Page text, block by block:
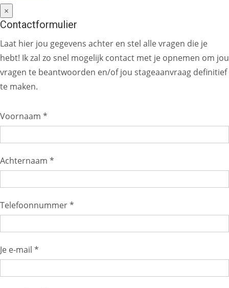
×
Contactformulier
Laat hier jou gegevens achter en stel alle vragen die je
hebt! Ik zal zo snel mogelijk contact met je opnemen om jou
vragen te beantwoorden en/of jou stageaanvraag definitief
te maken.
Voornaam *
Achternaam *
Telefoonnummer *
Je e-mail *